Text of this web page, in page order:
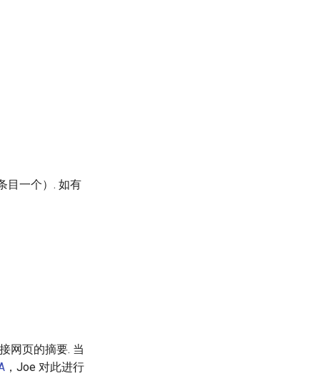
目一个）. 如有
网页的摘要. 当
，Joe 对此进行